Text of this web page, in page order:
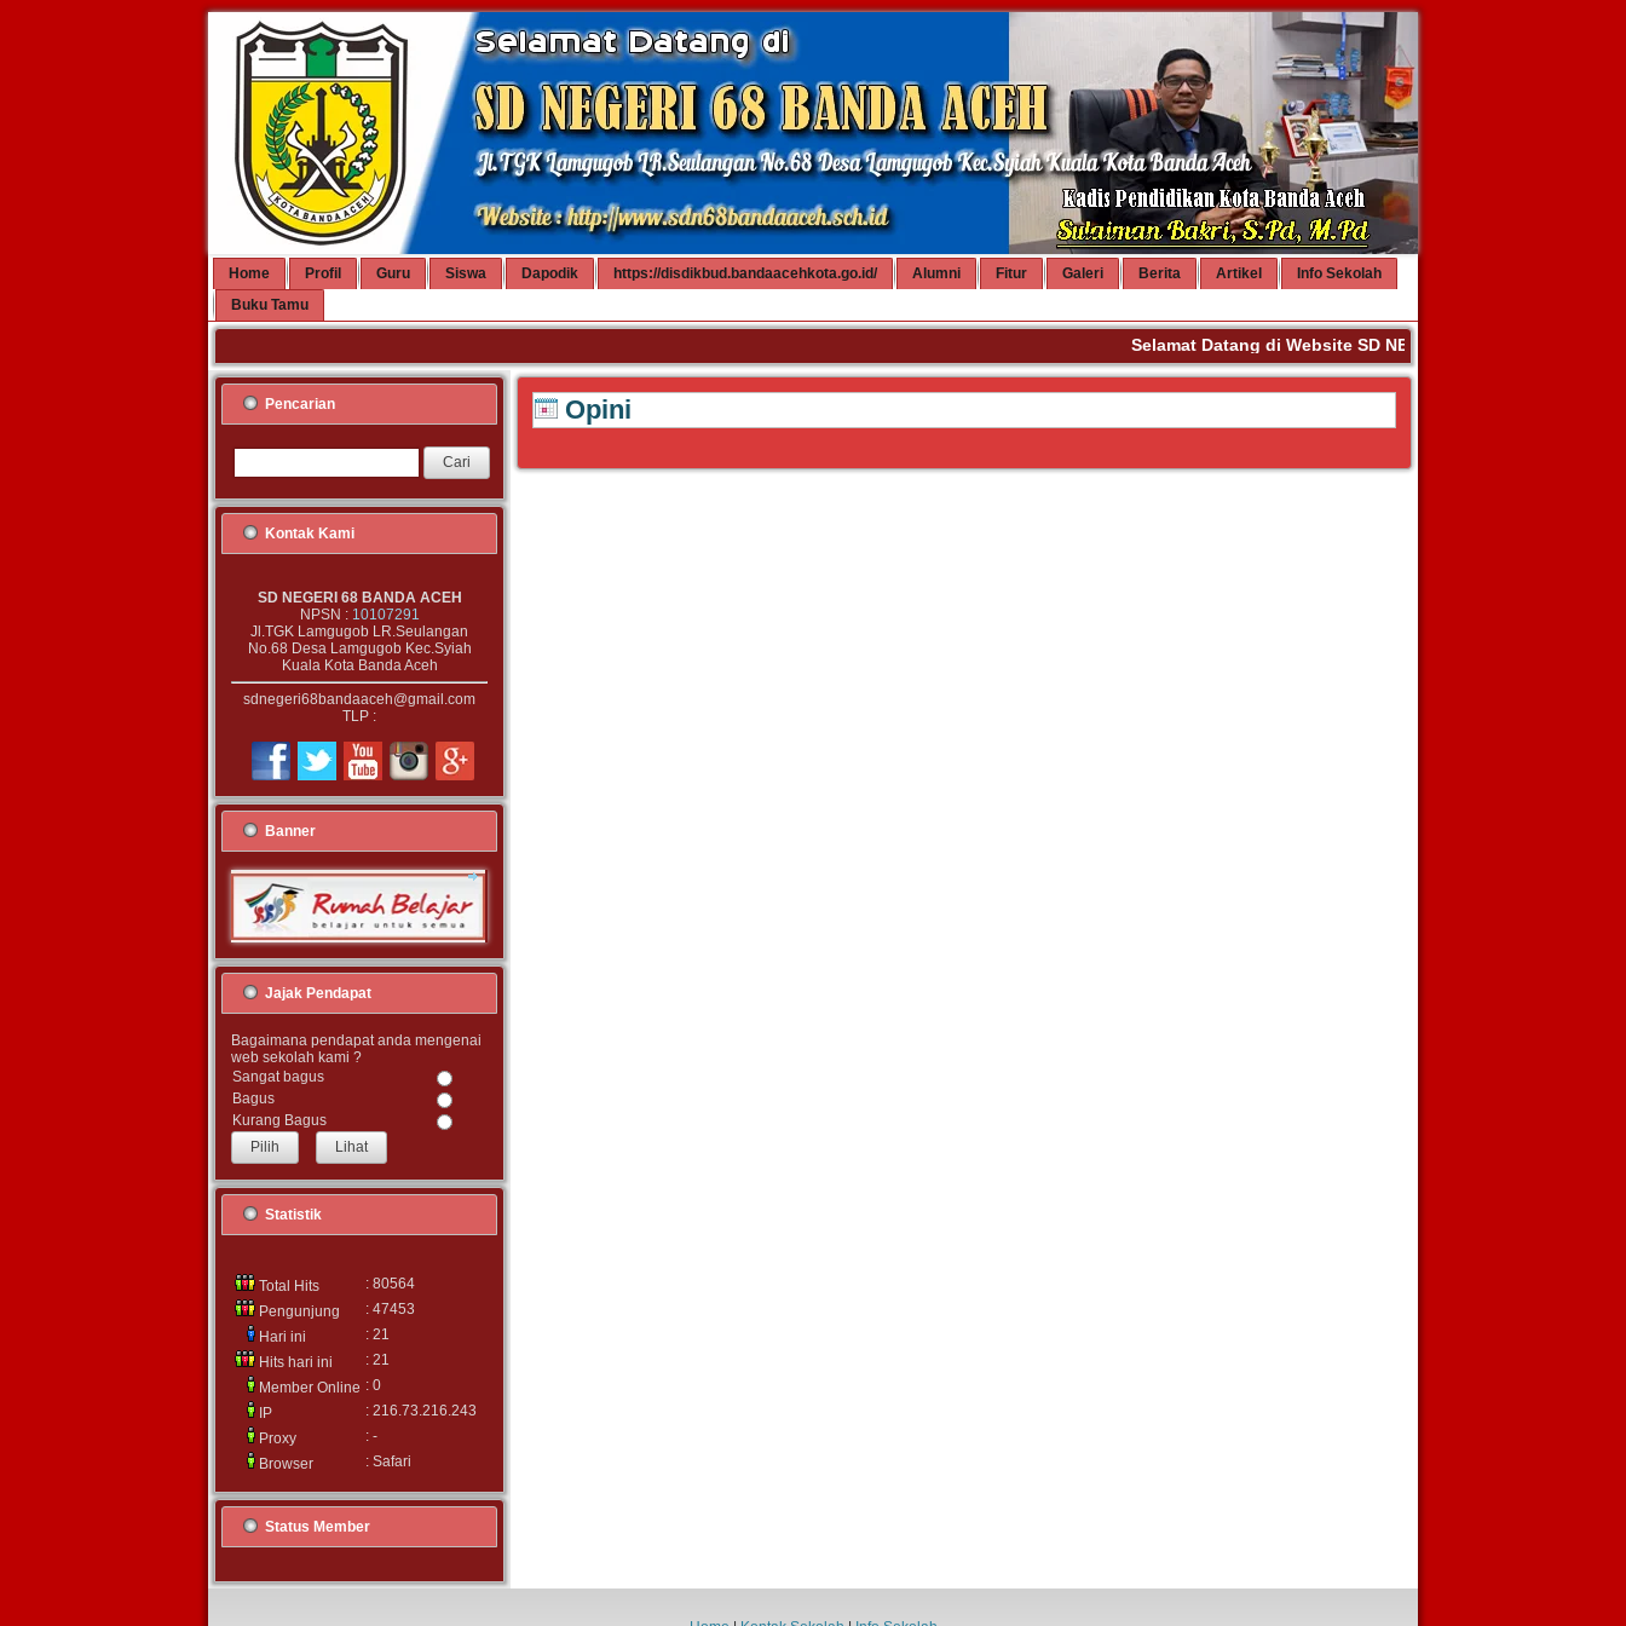
Home Profil Guru Siswa Dapodik https://disdikbud.bandaacehkota.go.id/ Alumni Fitur Galeri Berita Artikel
Info Sekolah
Buku Tamu
Selamat Datang di Website SD NEGERI 68 BANDA ACEH.
Pencarian
Kontak Kami
SD NEGERI 68 BANDA ACEH
NPSN : 10107291
Jl.TGK Lamgugob LR.Seulangan
No.68 Desa Lamgugob Kec.Syiah
Kuala Kota Banda Aceh
sdnegeri68bandaaceh@gmail.com
TLP :
Banner
Jajak Pendapat
Bagaimana pendapat anda mengenai
web sekolah kami ?
Sangat bagus
Bagus
Kurang Bagus
Lihat
Statistik
Total Hits
: 80564
Pengunjung
: 47453
Hari ini
: 21
Hits hari ini
: 21
Member Online : 0
IP
: 216.73.216.243
Proxy
: -
Browser
: Safari
Status Member
Opini